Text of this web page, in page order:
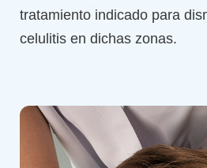
tratamiento indicado para
celulitis en dichas zonas.